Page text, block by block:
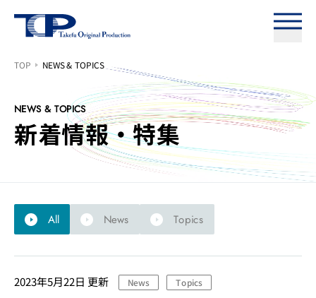
TOP NEWS & TOPICS
NEWS & TOPICS
新着情報・特集
All News Topics
2023年5月22日 更新 News Topics